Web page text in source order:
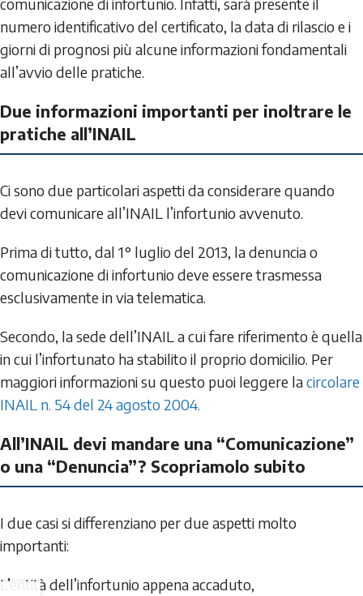
numero identificativo del certificato, la data di rilascio e i
giorni di prognosi più alcune informazioni fondamentali
all’avvio delle pratiche.
Due informazioni importanti per inoltrare le
pratiche all’INAIL
Ci sono due particolari aspetti da considerare quando
devi comunicare all’INAIL l’infortunio avvenuto.
Prima di tutto, dal 1° luglio del 2013, la denuncia o
comunicazione di infortunio deve essere trasmessa
esclusivamente in via telematica.
Secondo, la sede dell’INAIL a cui fare riferimento è quella
in cui l’infortunato ha stabilito il proprio domicilio. Per
maggiori informazioni su questo puoi leggere lacircolare
INAIL n. 54 del 24 agosto 2004.
All’INAIL devi mandare una “Comunicazione”
o una “Denuncia”? Scopriamolo subito
I due casi si differenziano per due aspetti molto
importanti:
L’entità dell’infortunio appena accaduto,